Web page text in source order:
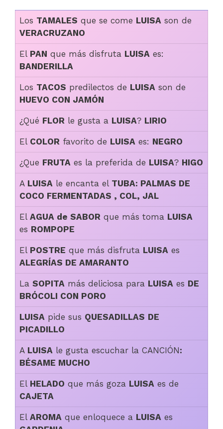
Los TAMALES que se come LUISA son de
VERACRUZANO
El PAN que más disfruta LUISA es:
BANDERILLA
Los TACOS predilectos de LUISA son de
HUEVO CON JAMÓN
¿Qué FLOR le gusta a LUISA? LIRIO
El COLOR favorito de LUISA es: NEGRO
¿Que FRUTA es la preferida de LUISA? HIGO
A LUISA le encanta el TUBA: PALMAS DE
COCO FERMENTADAS , COL, JAL
El AGUA de SABOR que más toma LUISA
es ROMPOPE
El POSTRE que más disfruta LUISA es
ALEGRÍAS DE AMARANTO
La SOPITA más deliciosa para LUISA es DE
BRÓCOLI CON PORO
LUISA pide sus QUESADILLAS DE
PICADILLO
A LUISA le gusta escuchar la CANCIÓN:
BÉSAME MUCHO
El HELADO que más goza LUISA es de
CAJETA
El AROMA que enloquece a LUISA es